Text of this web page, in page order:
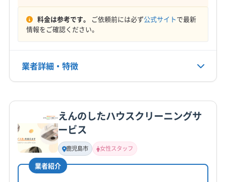
電話番号
0120-707-333
公式サイトを見る
料金は参考です。 ご依頼前には必ず公式サイトで最新
情報をご確認ください。
業者詳細・特徴
基本情報
代表者名
浜崎
所在地
えんのしたハウスクリーニングサ
ービス
鹿児島市 女性スタッフ
業者紹介